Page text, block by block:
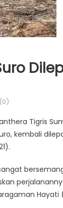
Tigris
kembali
Hayati